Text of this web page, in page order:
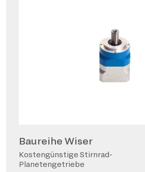
Baureihe Wiser
Kostengünstige Stirnrad-
Planetengetriebe